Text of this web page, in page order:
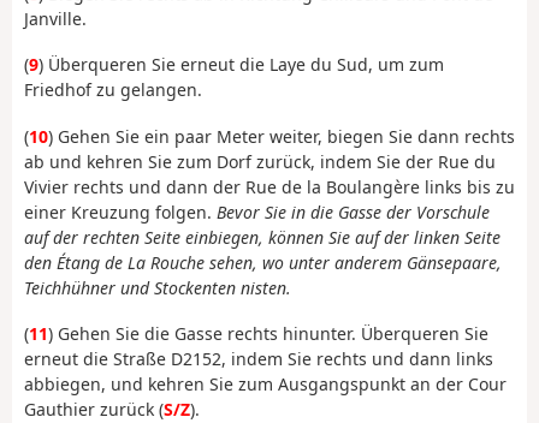
Janville.
(9) Überqueren Sie erneut die Laye du Sud, um zum
Friedhof zu gelangen.
(10) Gehen Sie ein paar Meter weiter, biegen Sie dann rechts
ab und kehren Sie zum Dorf zurück, indem Sie der Rue du
Vivier rechts und dann der Rue de la Boulangère links bis zu
einer Kreuzung folgen. Bevor Sie in die Gasse der Vorschule
auf der rechten Seite einbiegen, können Sie auf der linken Seite
den Étang de La Rouche sehen, wo unter anderem Gänsepaare,
Teichhühner und Stockenten nisten.
(11) Gehen Sie die Gasse rechts hinunter. Überqueren Sie
erneut die Straße D2152, indem Sie rechts und dann links
abbiegen, und kehren Sie zum Ausgangspunkt an der Cour
Gauthier zurück (S/Z).